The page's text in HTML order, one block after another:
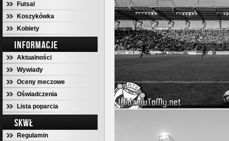
Futsal
Koszykówka
Kobiety
INFORMACJE
Aktualności
Wywiady
Oceny meczowe
Oświadczenia
Lista poparcia
SKWŁ
Regulamin